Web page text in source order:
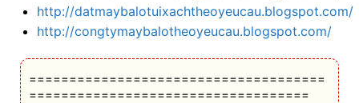
http://datmaybalotuixachtheoyeucau.blogspot.com/
http://congtymaybalotheoyeucau.blogspot.com/
=====================================
===================================